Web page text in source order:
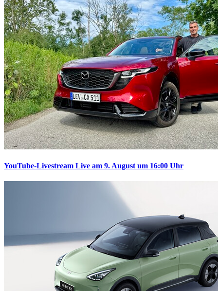
YouTube-Livestream Live am 9. August um 16:00 Uhr